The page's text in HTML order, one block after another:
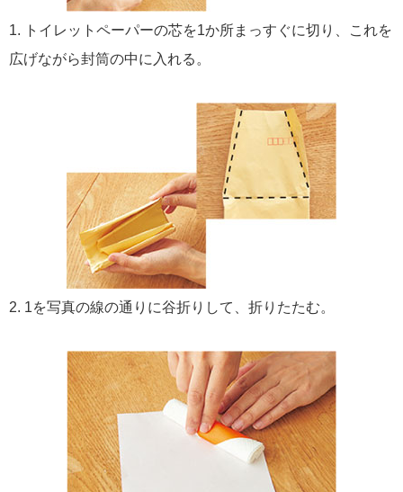
1. トイレットペーパーの芯を1か所まっすぐに切り、これを
広げながら封筒の中に入れる。
2. 1を写真の線の通りに谷折りして、折りたたむ。